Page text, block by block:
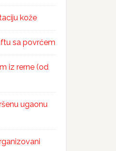
kože
sa povrćem
iz rerne (od
ugaonu